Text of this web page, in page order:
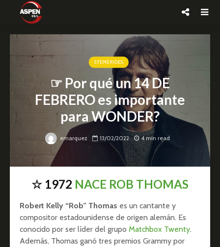
EFEMÉRIDES
☞ Por qué un 14 DE
FEBRERO es importante
para WONDER?
emarquez 13/02/2022 4 min read
☆ 1972 NACE ROB THOMAS
Robert Kelly “Rob” Thomas es un cantante y
compositor estadounidense de origen alemán. Es
conocido por ser líder del grupo Matchbox Twenty.
Además, Thomas ganó tres premios Grammy por